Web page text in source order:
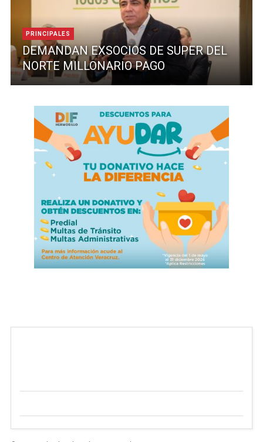
PRINCIPALES
DEMANDAN EXSOCIOS DE SUPER DEL
NORTE MILLONARIO PAGO